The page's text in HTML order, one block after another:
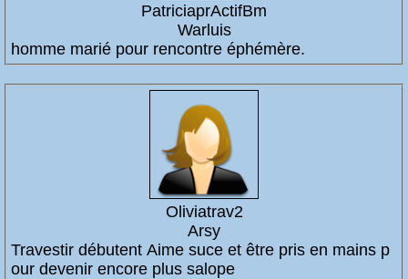
PatriciaprActifBm
Warluis
homme marié pour rencontre éphémère.
Oliviatrav2
Arsy
Travestir débutent Aime suce et être pris en mains p
our devenir encore plus salope